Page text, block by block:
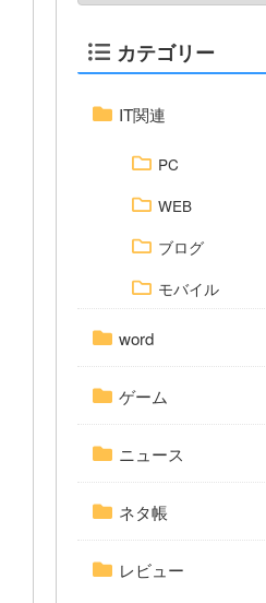
カテゴリー
IT関連
PC
WEB
ブログ
モバイル
word
ゲーム
ニュース
ネタ帳
レビュー